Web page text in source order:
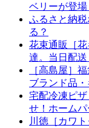
ベリーが登場
ふるさと納
る？
花束通販［
達。当日配
［高島屋］
ブランド品・
宅配冷凍ピ
せ！ホーム
川徳［カワ